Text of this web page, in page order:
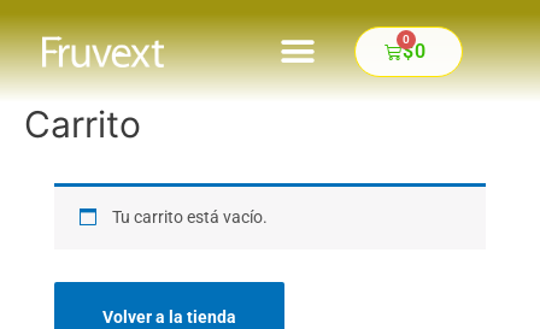
$0
0
Carrito
Tu carrito está vacío.
Volver a la tienda